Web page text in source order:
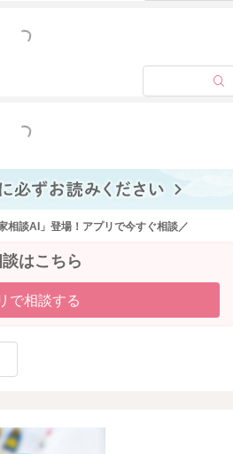
と見る
と見る
相談AI」登場！アプリで今すぐ相談／
はこちら
で相談する